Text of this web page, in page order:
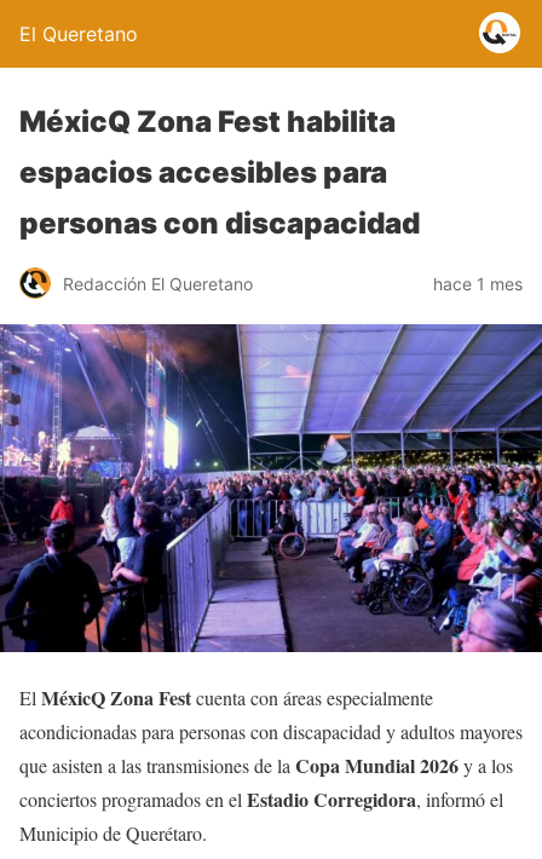
El Queretano
MéxicQ Zona Fest habilita
espacios accesibles para
personas con discapacidad
Redacción El Queretano hace 1 mes
ElMéxicQ Zona Festcuenta con áreas especialmente
acondicionadas para personas con discapacidad y adultos mayores
que asisten a las transmisiones de laCopa Mundial 2026y a los
conciertos programados en elEstadio Corregidora, informó el
Municipio de Querétaro.